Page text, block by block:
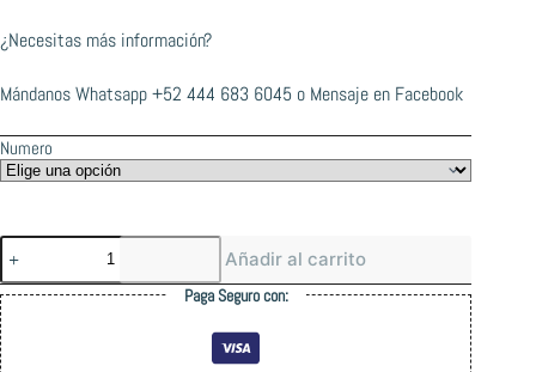
¿Necesitas más información?
Mándanos Whatsapp+52 444 683 6045 o Mensaje en Facebook
Numero
Emerica
Mute
Navy/Gum
Shoes
Tenis
cantidad
Añadir al carrito
Paga Seguro con: